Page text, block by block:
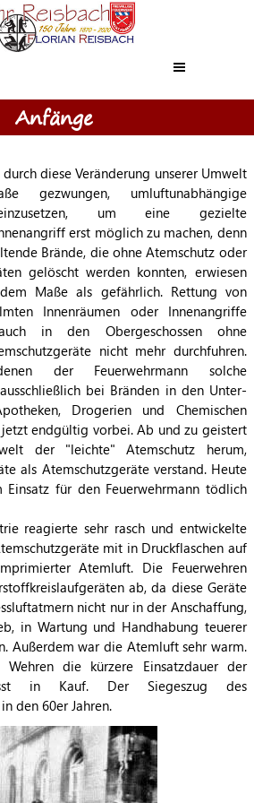
Anfänge
diese Veränderung unserer Umwelt
gezwungen, umluftunabhängige
einzusetzen, um eine gezielte
erst möglich zu machen, denn
Brände, die ohne Atemschutz oder
gelöscht werden konnten, erwiesen
Maße als gefährlich. Rettung von
Innenräumen oder Innenangriffe
in den Obergeschossen ohne
nicht mehr durchfuhren.
der Feuerwehrmann solche
bei Bränden in den Unter-
Drogerien und Chemischen
endgültig vorbei. Ab und zu geistert
der "leichte" Atemschutz herum,
als Atemschutzgeräte verstand. Heute
für den Feuerwehrmann tödlich
reagierte sehr rasch und entwickelte
mit in Druckflaschen auf
Atemluft. Die Feuerwehren
ab, da diese Geräte
nicht nur in der Anschaffung,
in Wartung und Handhabung teuerer
Außerdem war die Atemluft sehr warm.
die kürzere Einsatzdauer der
in Kauf. Der Siegeszug des
den 60er Jahren.